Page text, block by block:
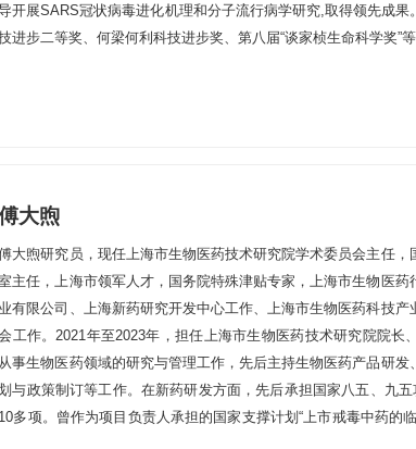
开展SARS冠状病毒进化机理和分子流行病学研究,取得领先成
进步二等奖、何梁何利科技进步奖、第八届“谈家桢生命科学奖”等
大煦
大煦研究员，现任上海市生物医药技术研究院学术委员会主任
主任，上海市领军人才，国务院特殊津贴专家，上海市生物医药
有限公司、上海新药研究开发中心工作、上海市生物医药科技产
工作。2021年至2023年，担任上海市生物医药技术研究院院长
从事生物医药领域的研究与管理工作，先后主持生物医药产品研
与政策制订等工作。在新药研发方面，先后承担国家八五、九
10多项。曾作为项目负责人承担的国家支撑计划“上市戒毒中药的